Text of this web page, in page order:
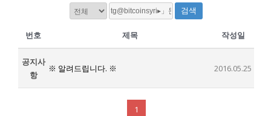
검색
번호 제목 작성일
공지사
항
※ 알려드립니다. ※ 2016.05.25
1